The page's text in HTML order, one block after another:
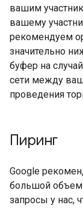
вашим
вашему
рекомендуем
значительно
буфер на
сети между
проведения
Пиринг
Google
большой объем
запросы у нас,